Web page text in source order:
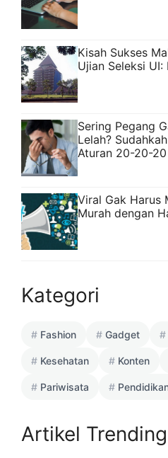
Kisah Sukses
Ujian Seleksi
Sering Pegang
Lelah?
Aturan 20-20-
Viral Gak Harus
Murah dengan
Kategori
Fashion Gadget
Kesehatan Konten
Pariwisata
Artikel Trending